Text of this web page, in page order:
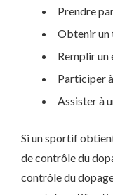
Prendre
Obtenir un
Remplir un
Participer
Assister à
Si un sportif
de contrôle du
contrôle du